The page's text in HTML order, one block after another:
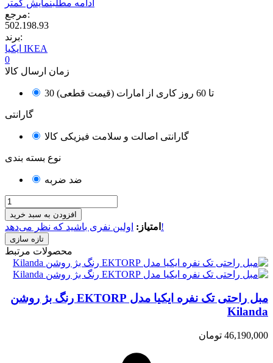
ادامه مطلبنمایش کمتر
مرجع:
502.198.93
برند:
ایکیا IKEA
0
زمان ارسال کالا
30 تا 60 روز کاری از امارات (قیمت قطعی)
گارانتی
گارانتی اصالت و سلامت فیزیکی کالا
نوع بسته بندی
ضد ضربه
افزودن به سبد خرید
امتیاز: اولین نفری باشید که نظر می‌دهد!
محصولات مرتبط
مبل راحتی تک نفره ایکیا مدل EKTORP رنگ بژ روشن
Kilanda
46,190,000 تومان